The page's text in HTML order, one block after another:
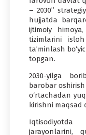
– 2030”
hujjatda
ijtimoiy
tizimlarini
ta’minlash
topgan.
2030-yilga
barobar oshirish
o‘rtachadan
kirishni maqsad
jarayonlarini,